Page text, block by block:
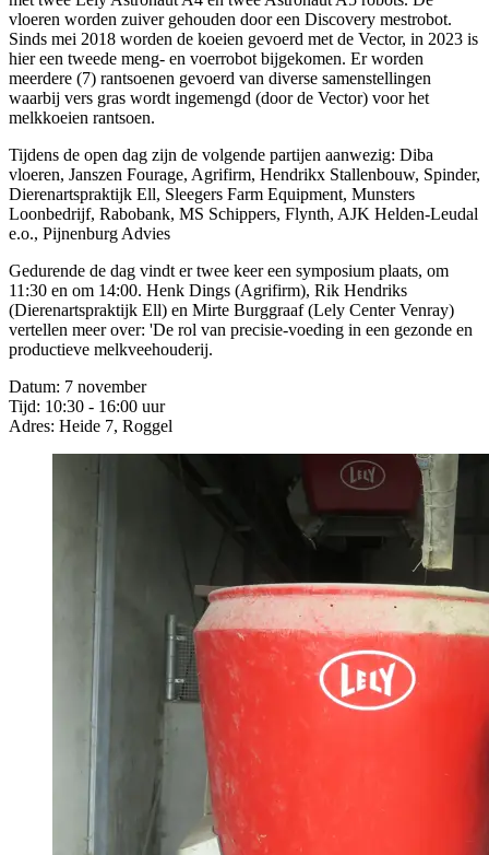
vloeren worden zuiver gehouden door een Discovery mestrobot.
Sinds mei 2018 worden de koeien gevoerd met de Vector, in 2023 is
hier een tweede meng- en voerrobot bijgekomen. Er worden
meerdere (7) rantsoenen gevoerd van diverse samenstellingen
waarbij vers gras wordt ingemengd (door de Vector) voor het
melkkoeien rantsoen.
Tijdens de open dag zijn de volgende partijen aanwezig: Diba
vloeren, Janszen Fourage, Agrifirm, Hendrikx Stallenbouw, Spinder,
Dierenartspraktijk Ell, Sleegers Farm Equipment, Munsters
Loonbedrijf, Rabobank, MS Schippers, Flynth, AJK Helden-Leudal
e.o., Pijnenburg Advies
Gedurende de dag vindt er twee keer een symposium plaats, om
11:30 en om 14:00. Henk Dings (Agrifirm), Rik Hendriks
(Dierenartspraktijk Ell) en Mirte Burggraaf (Lely Center Venray)
vertellen meer over: 'De rol van precisie-voeding in een gezonde en
productieve melkveehouderij.
Datum: 7 november
Tijd: 10:30 - 16:00 uur
Adres: Heide 7, Roggel